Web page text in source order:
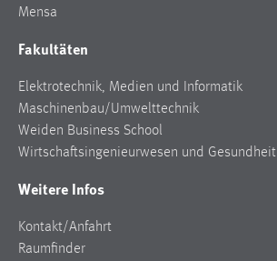
Mensa
Fakultäten
Elektrotechnik, Medien und Informatik
Maschinenbau/Umwelttechnik
Weiden Business School
Wirtschaftsingenieurwesen und Gesundheit
Weitere Infos
Kontakt/Anfahrt
Raumfinder